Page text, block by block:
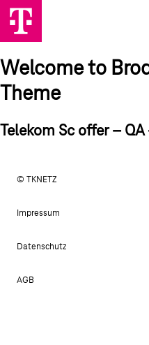
Welcome to
Theme
Telekom Sc offer –
© TKNETZ
Impressum
Datenschutz
AGB